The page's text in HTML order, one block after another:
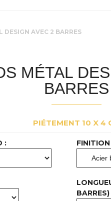
DESIGN AVEC 2 BARRES
MÉTAL
BARRES
PIÉTEMENT 10 X 4
:
BARRES)